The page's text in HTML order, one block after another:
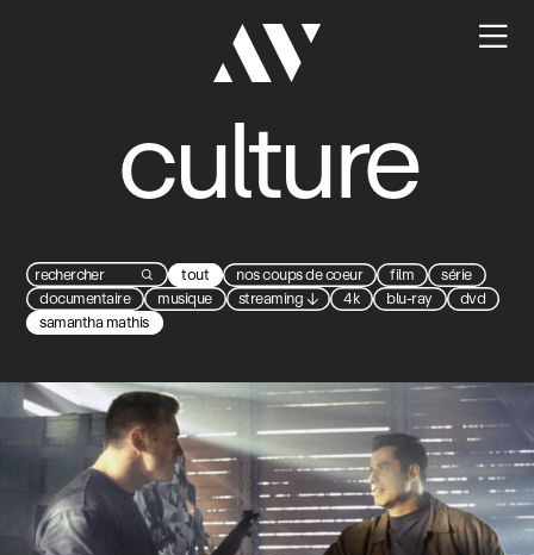

culture
 tout nos coups de coeur film
série
documentaire
musique streaming↓ 4k blu-ray
dvd
samantha mathis